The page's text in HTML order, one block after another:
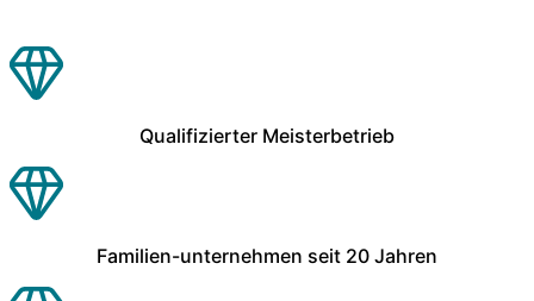
Qualifizierter Meisterbetrieb
Familien-unternehmen seit 20 Jahren